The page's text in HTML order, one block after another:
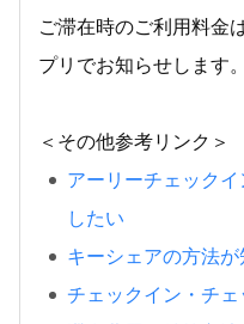
ご滞在時のご利用料金
プリでお知らせします。
＜その他参考リンク＞
アーリーチェック
したい
キーシェアの方法が
チェックイン・チ